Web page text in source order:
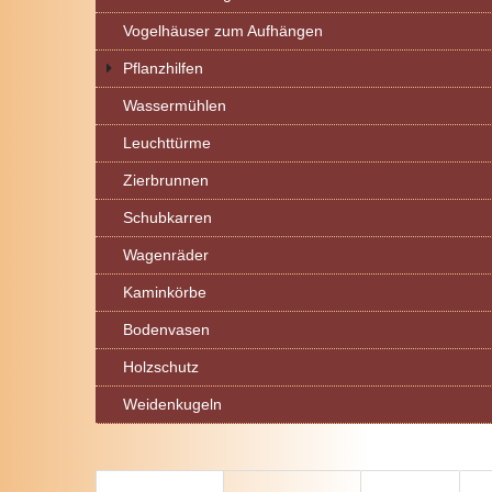
Vogelhäuser zum Aufhängen
Pflanzhilfen
Wassermühlen
Leuchttürme
Zierbrunnen
Schubkarren
Wagenräder
Kaminkörbe
Bodenvasen
Holzschutz
Weidenkugeln